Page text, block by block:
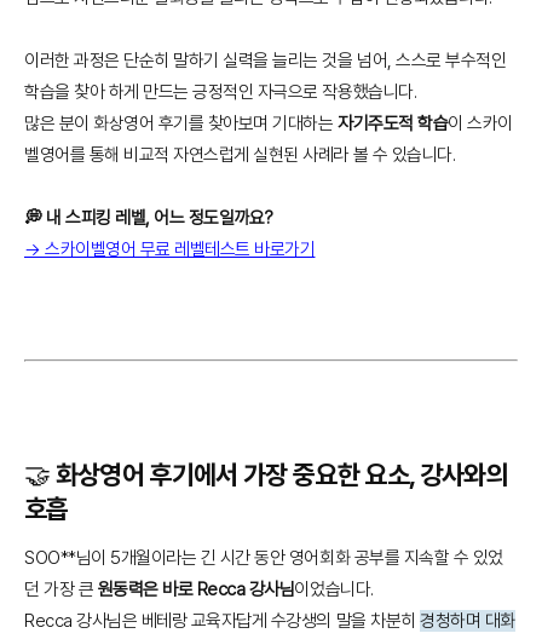
이러한 과정은 단순히 말하기 실력을 늘리는 것을 넘어, 스스로 부수적인
학습을 찾아 하게 만드는 긍정적인 자극으로 작용했습니다.
많은 분이 화상영어 후기를 찾아보며 기대하는 자기주도적 학습이 스카이
벨영어를 통해 비교적 자연스럽게 실현된 사례라 볼 수 있습니다.
💭 내 스피킹 레벨, 어느 정도일까요?
→ 스카이벨영어 무료 레벨테스트 바로가기
🤝 화상영어 후기에서 가장 중요한 요소, 강사와의
호흡
SOO**님이 5개월이라는 긴 시간 동안 영어회화 공부를 지속할 수 있었
던 가장 큰 원동력은 바로 Recca 강사님이었습니다.
Recca 강사님은 베테랑 교육자답게 수강생의 말을 차분히경청하며 대화